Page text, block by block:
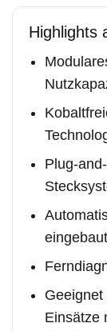
Highlights
Plug-
Einsätze